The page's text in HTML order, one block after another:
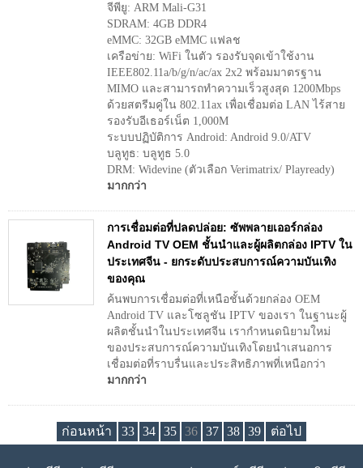
จีพียู: ARM Mali-G31
SDRAM: 4GB DDR4
eMMC: 32GB eMMC แฟลช
เครือข่าย: WiFi ในตัว รองรับจุดเข้าใช้งาน
IEEE802.11a/b/g/n/ac/ax 2x2 พร้อมมาตรฐาน
MIMO และสามารถทำความเร็วสูงสุด 1200Mbps
ด้วยสตรีมคู่ใน 802.11ax เพื่อเชื่อมต่อ LAN ไร้สาย
รองรับอีเธอร์เน็ต 1,000M
ระบบปฏิบัติการ Android: Android 9.0/ATV
บลูทูธ: บลูทูธ 5.0
DRM: Widevine (ตัวเลือก Verimatrix/ Playready)
มากกว่า
การเชื่อมต่อที่ปลดปล่อย: ซัพพลายเออร์กล่อง
Android TV OEM ชั้นนำและผู้ผลิตกล่อง IPTV ใน
ประเทศจีน - ยกระดับประสบการณ์ความบันเทิง
ของคุณ
ค้นพบการเชื่อมต่อที่เหนือชั้นด้วยกล่อง OEM
Android TV และโซลูชัน IPTV ของเรา ในฐานะผู้
ผลิตชั้นนำในประเทศจีน เรากำหนดนิยามใหม่
ของประสบการณ์ความบันเทิงโดยนำเสนอการ
เชื่อมต่อที่ราบรื่นและประสิทธิภาพที่เหนือกว่า
มากกว่า
ก่อนหน้า 33 34 35 36 37 38 39 ต่อไป